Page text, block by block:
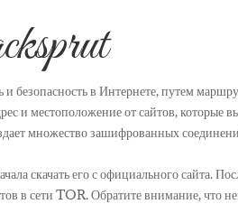
безопасность в Интернете, путем
и местоположение от сайтов, которые
множество зашифрованных
скачать его с официального сайта.
в сети TOR. Обратите внимание, что